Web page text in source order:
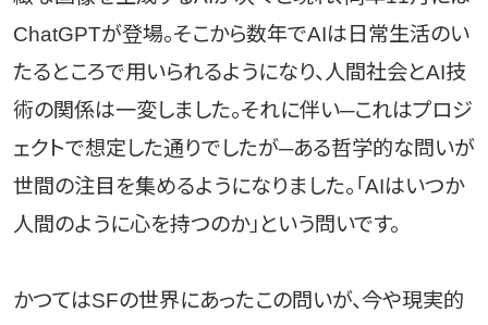
ChatGPTが登場。そこから数年でAIは日常生活のい
たるところで用いられるようになり、人間社会とAI技
術の関係は一変しました。それに伴い─これはプロジ
ェクトで想定した通りでしたが─ある哲学的な問いが
世間の注目を集めるようになりました。「AIはいつか
人間のように心を持つのか」という問いです。
かつてはSFの世界にあったこの問いが、今や現実的